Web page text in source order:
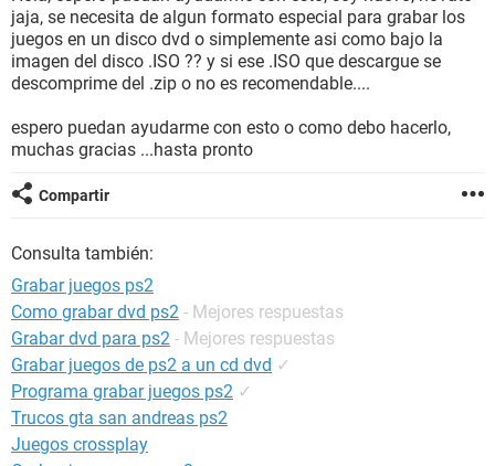
jaja, se necesita de algun formato especial para grabar los
juegos en un disco dvd o simplemente asi como bajo la
imagen del disco .ISO ?? y si ese .ISO que descargue se
descomprime del .zip o no es recomendable....
espero puedan ayudarme con esto o como debo hacerlo,
muchas gracias ...hasta pronto
Compartir
Consulta también:
Grabar juegos ps2
Como grabar dvd ps2 - Mejores respuestas
Grabar dvd para ps2 - Mejores respuestas
Grabar juegos de ps2 a un cd dvd ✓
Programa grabar juegos ps2 ✓
Trucos gta san andreas ps2
Juegos crossplay